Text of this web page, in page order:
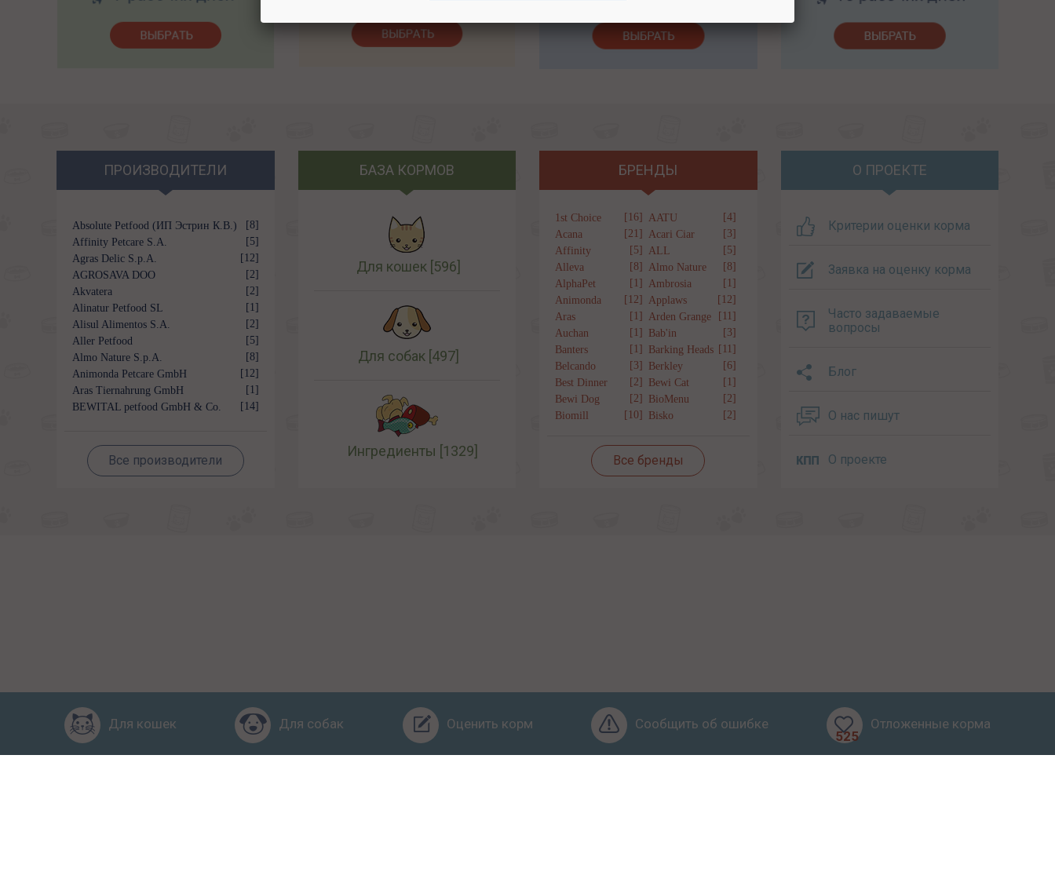
ПРОИЗВОДИТЕЛИ
Absolute Petfood (ИП Эстрин К.В.)
[8]
Affinity Petcare S.A.
[5]
Agras Delic S.p.A.
[12]
AGROSAVA DOO
[2]
Akvatera
[2]
Alinatur Petfood SL
[1]
Alisul Alimentos S.A.
[2]
Aller Petfood
[5]
Almo Nature S.p.A.
[8]
Animonda Petcare GmbH
[12]
Aras Tiernahrung GmbH
[1]
BEWITAL petfood GmbH & Co.
[14]
Все производители
БАЗА КОРМОВ
Для кошек [596]
Для собак [497]
Ингредиенты [1329]
БРЕНДЫ
1st Choice [16] AATU
[4]
Acana
[21] Acari Ciar
[3]
Affinity
[5] ALL
[5]
Alleva
[8] Almo Nature
[8]
AlphaPet
[1] Ambrosia
[1]
Animonda
[12] Applaws
[12]
Aras
[1] Arden Grange
[11]
Auchan
[1] Bab'in
[3]
Banters
[1] Barking Heads [11]
Belcando
[3] Berkley
[6]
Best Dinner
[2] Bewi Cat
[1]
Bewi Dog
[2] BioMenu
[2]
Biomill
[10] Bisko [2]
Все бренды
О ПРОЕКТЕ
Критерии оценки корма
Заявка на оценку корма
Часто задаваемые
вопросы
Блог
О нас пишут
О проекте
Для кошек Для собак Оценить корм
Сообщить об ошибке
525
Отложенные корма